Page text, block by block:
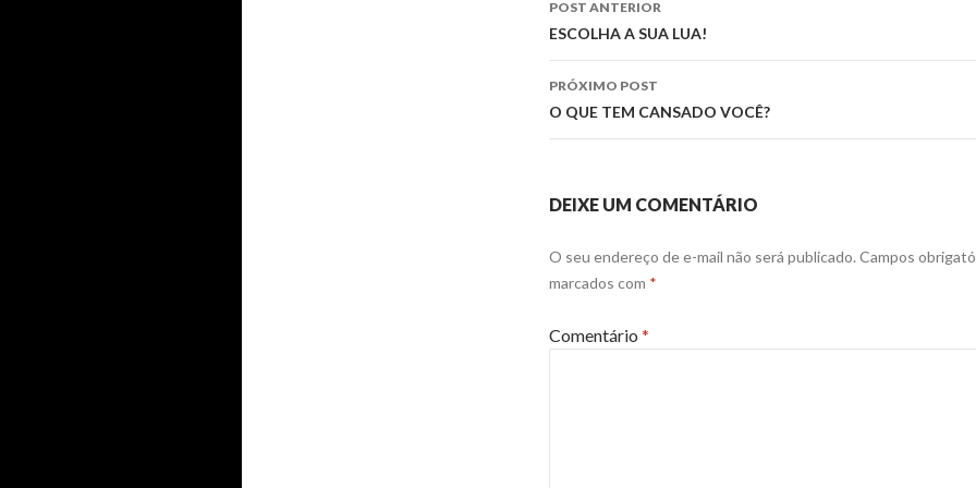
de
posts
POST ANTERIOR
ESCOLHA A SUA LUA!
PRÓXIMO POST
O QUE TEM CANSADO VOCÊ?
DEIXE UM COMENTÁRIO
O seu endereço de e-mail não será publicado.Campos
marcados com *
Comentário *